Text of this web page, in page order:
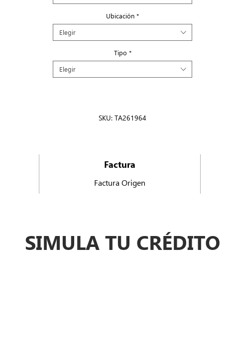
Ubicación *
Elegir
Tipo *
Elegir
SKU: TA261964
Factura
Factura Origen
SIMULA TU CRÉDITO